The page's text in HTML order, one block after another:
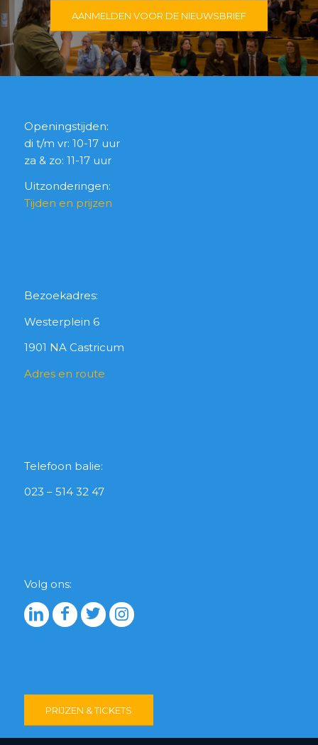
AANMELDEN VOOR DE NIEUWSBRIEF
Openingstijden:
di t/m vr: 10-17 uur
za & zo: 11-17 uur
Uitzonderingen:
Tijden en prijzen
Bezoekadres:
Westerplein 6
1901 NA Castricum
Adres en route
Telefoon balie:
023 – 514 32 47
Volg ons:
PRIJZEN & TICKETS